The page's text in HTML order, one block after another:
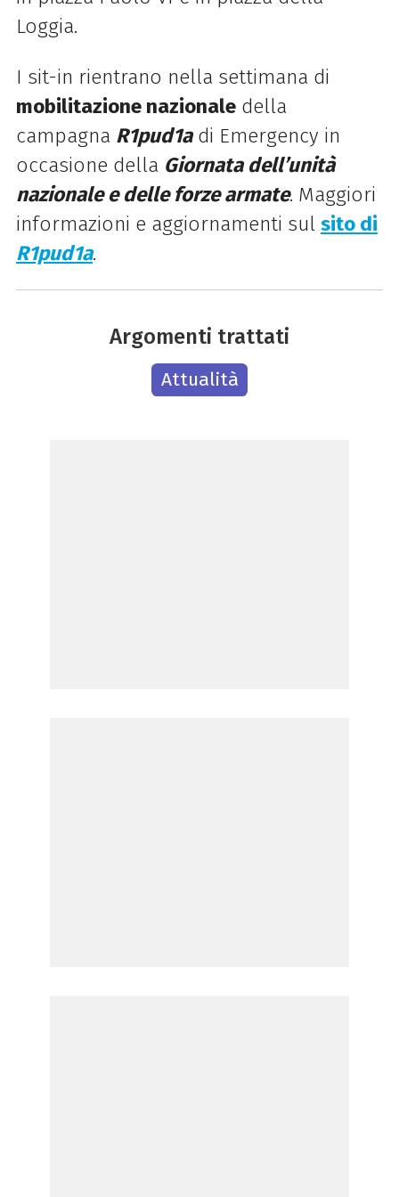
Loggia.
I sit-in rientrano nella settimana di
mobilitazione nazionaledella
campagna R1pud1adi Emergency in
occasione della Giornata dell’unità
nazionale e delle forze armate. Maggiori
informazioni e aggiornamenti sul sito di
R1pud1a.
Argomenti trattati
Attualità